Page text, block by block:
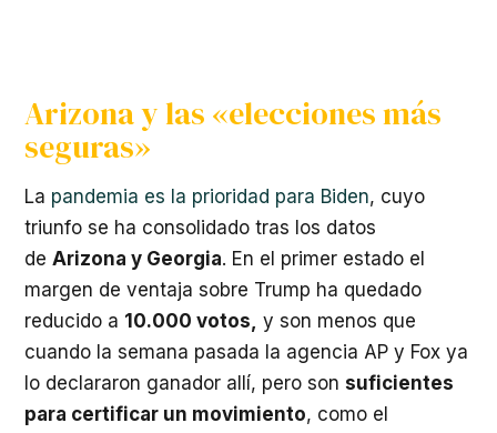
Arizona y las «elecciones más
seguras»
La pandemia es la prioridad para Biden, cuyo
triunfo se ha consolidado tras los datos
de Arizona y Georgia. En el primer estado el
margen de ventaja sobre Trump ha quedado
reducido a 10.000 votos, y son menos que
cuando la semana pasada la agencia AP y Fox ya
lo declararon ganador allí, pero son suficientes
para certificar un movimiento, como el